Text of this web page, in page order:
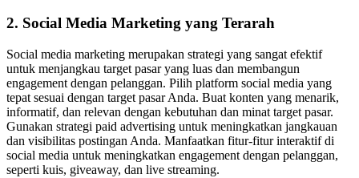
2. Social Media Marketing yang Terarah
Social media marketing merupakan strategi yang sangat efektif
untuk menjangkau target pasar yang luas dan membangun
engagement dengan pelanggan. Pilih platform social media yang
tepat sesuai dengan target pasar Anda. Buat konten yang menarik,
informatif, dan relevan dengan kebutuhan dan minat target pasar.
Gunakan strategi paid advertising untuk meningkatkan jangkauan
dan visibilitas postingan Anda. Manfaatkan fitur-fitur interaktif di
social media untuk meningkatkan engagement dengan pelanggan,
seperti kuis, giveaway, dan live streaming.